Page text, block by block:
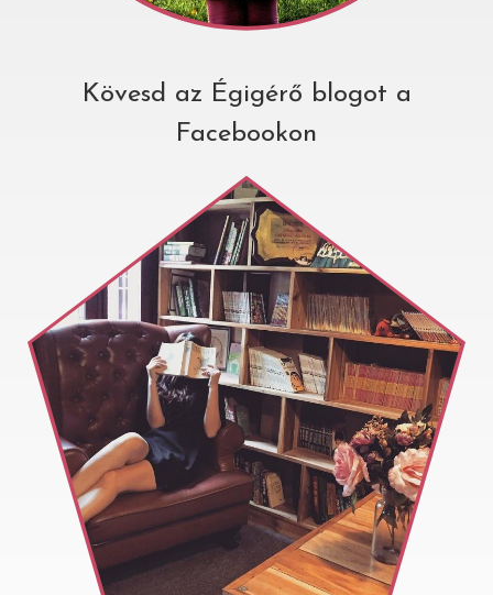
Kövesd az Égigérő blogot a
Facebookon